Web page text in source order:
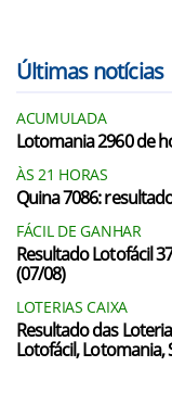
Últimas notícias
ACUMULADA
Lotomania 2960 de
ÀS 21 HORAS
Quina 7086:
FÁCIL DE GANHAR
Resultado Lotofácil
(07/08)
LOTERIAS CAIXA
Resultado das
Lotofácil, Lotomania,